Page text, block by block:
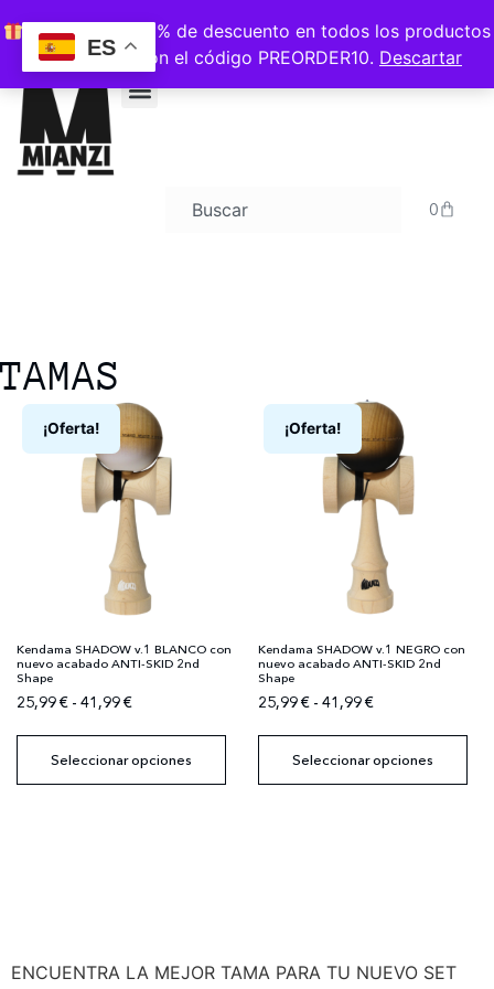
Consigue un 10% de descuento en todos los productos
PRE-ORDER con el código PREORDER10. Descartar
ENVIOS GRATIS A PARTIR DE 120€
0
TAMAS
¡Oferta!
Kendama SHADOW v.1 BLANCO con
nuevo acabado ANTI-SKID 2nd
Shape
25,99€ - 41,99€
Seleccionar opciones
¡Oferta!
Kendama SHADOW v.1 NEGRO con
nuevo acabado ANTI-SKID 2nd
Shape
25,99€ - 41,99€
Seleccionar opciones
ENCUENTRA LA MEJOR TAMA PARA TU NUEVO SET
ES